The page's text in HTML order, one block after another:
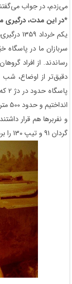
می‌زدم، در جواب
*در این مدت،
سربازان ما در پاسگاه
گردان 91 و تیپ 130 را برداشتم تا به مسئولان نشان دهم.